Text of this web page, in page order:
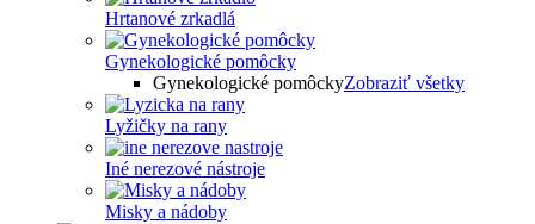
Hrtanové zrkadlá
Gynekologické pomôcky
Gynekologické pomôckyZobraziť všetky
Lyžičky na rany
Iné nerezové nástroje
Misky a nádoby